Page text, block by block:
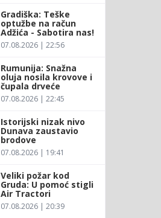
Gradiška: Teške
optužbe na račun
Adžića - Sabotira nas!
07.08.2026 | 22:56
Rumunija: Snažna
oluja nosila krovove i
čupala drveće
07.08.2026 | 22:45
Istorijski nizak nivo
Dunava zaustavio
brodove
07.08.2026 | 19:41
Veliki požar kod
Gruda: U pomoć stigli
Air Tractori
07.08.2026 | 20:39